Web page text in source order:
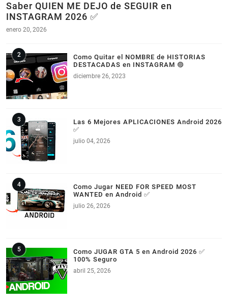
Saber QUIEN ME DEJO de SEGUIR en
INSTAGRAM 2026 ✅
enero 20, 2026
Como Quitar el NOMBRE de HISTORIAS
DESTACADAS en INSTAGRAM 🟣
diciembre 26, 2023
Las 6 Mejores APLICACIONES Android 2026
✅
julio 04, 2026
Como Jugar NEED FOR SPEED MOST
WANTED en Android ✅
julio 26, 2026
Como JUGAR GTA 5 en Android 2026 ✅
100% Seguro
abril 25, 2026